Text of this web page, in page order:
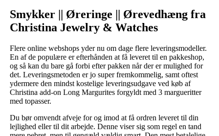
Smykker || Øreringe || Ørevedhæng fra
Christina Jewelry & Watches
Flere online webshops yder nu om dage flere leveringsmodeller.
En af de populære er efterhånden at få leveret til en pakkeshop,
og så kan du bare gå forbi efter pakken når der er mulighed for
det. Leveringsmetoden er jo super fremkommelig, samt oftest
ydermere den mindst kostelige leveringsudgave ved køb af
Christina add-on Long Margurites forgyldt med 3 margueritter
med topasser.
Du bør omvendt afveje for og imod at få ordren leveret til din
lejlighed eller til dit arbejde. Denne viser sig som regel en tand